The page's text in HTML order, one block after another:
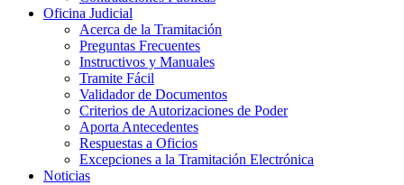
Oficina Judicial
Acerca de la Tramitación
Preguntas Frecuentes
Instructivos y Manuales
Tramite Fácil
Validador de Documentos
Criterios de Autorizaciones de Poder
Aporta Antecedentes
Respuestas a Oficios
Excepciones a la Tramitación Electrónica
Noticias